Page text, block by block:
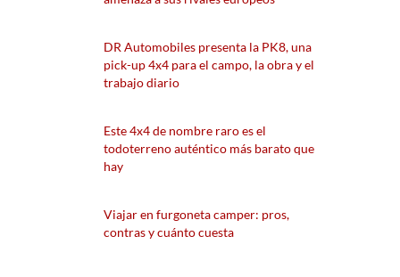
DR Automobiles presenta la PK8, una
pick-up 4x4 para el campo, la obra y el
trabajo diario
Este 4x4 de nombre raro es el
todoterreno auténtico más barato que
hay
Viajar en furgoneta camper: pros,
contras y cuánto cuesta